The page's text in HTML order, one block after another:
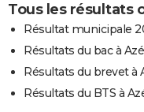
Tous les résultats
Résultat municipale
Résultats du bac à
Résultats du brevet à
Résultats du BTS à